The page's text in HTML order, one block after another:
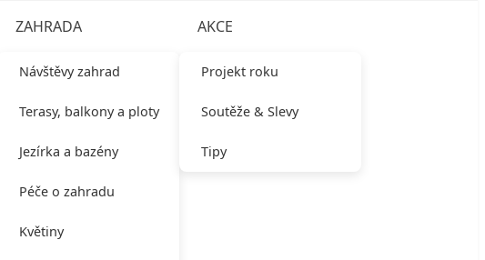
ZAHRADA
Návštěvy zahrad
Terasy, balkony a ploty
Jezírka a bazény
Péče o zahradu
Květiny
AKCE
Projekt roku
Soutěže & Slevy
Tipy